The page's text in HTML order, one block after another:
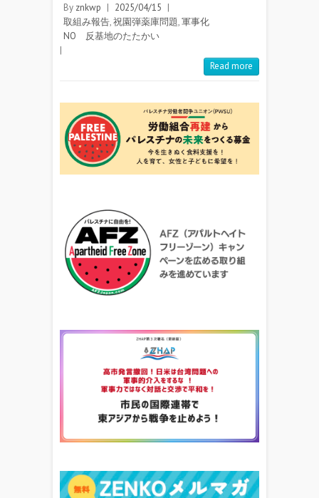
By znkwp | 2025/04/15 |
取組み報告,祝園弾薬庫問題,軍事化
NO 反基地のたたかい
|
Read more